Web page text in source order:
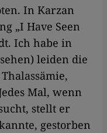
In Karzan
„I Have Seen
Ich habe in
leiden die
Mal, wenn
stellt er
gestorben